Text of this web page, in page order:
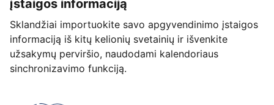
įstaigos informaciją
Sklandžiai importuokite savo apgyvendinimo įstaigos
informaciją iš kitų kelionių svetainių ir išvenkite
užsakymų perviršio, naudodami kalendoriaus
sinchronizavimo funkciją.